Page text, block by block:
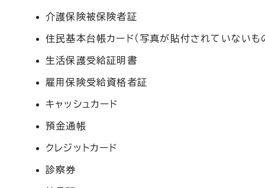
介護保険被保険者証
住民基本台帳カード（写真が貼付されていないも
生活保護受給証明書
雇用保険受給資格者証
キャッシュカード
預金通帳
クレジットカード
診察券